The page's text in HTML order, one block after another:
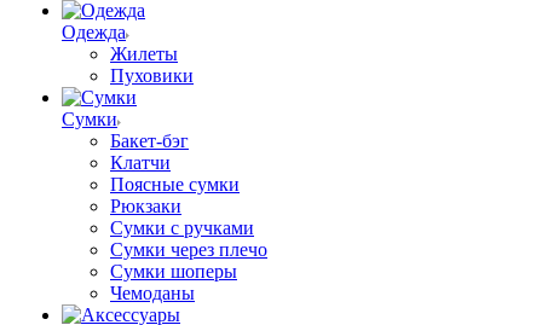
Одежда
Жилеты
Пуховики
Сумки
Бакет-бэг
Клатчи
Поясные сумки
Рюкзаки
Сумки с ручками
Сумки через плечо
Сумки шоперы
Чемоданы